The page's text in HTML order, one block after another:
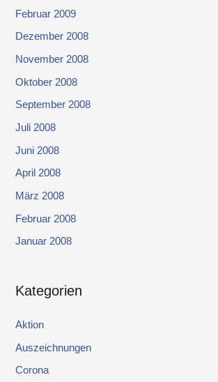
Februar 2009
Dezember 2008
November 2008
Oktober 2008
September 2008
Juli 2008
Juni 2008
April 2008
März 2008
Februar 2008
Januar 2008
Kategorien
Aktion
Auszeichnungen
Corona